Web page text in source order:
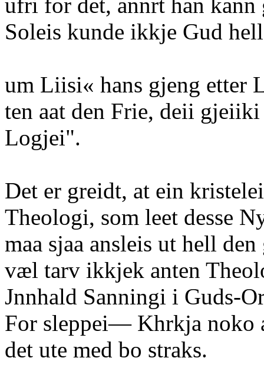
Soleis kunde ikkje Gud
um Liisi« hans gjeng etter
ten aat den Frie, deii
Logjei".
Det er greidt, at ein
Theologi, som leet desse
maa sjaa ansleis ut hell
væl tarv ikkjek anten
Jnnhald Sanningi i Guds-
For sleppei— Khrkja noko
det ute med bo straks.